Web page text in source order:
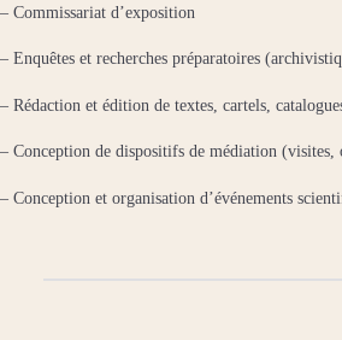
– Commissariat d’exposition
– Enquêtes et recherches préparatoires
– Rédaction et édition de textes, cartels,
– Conception de dispositifs de médiation (visites,
– Conception et organisation d’événements